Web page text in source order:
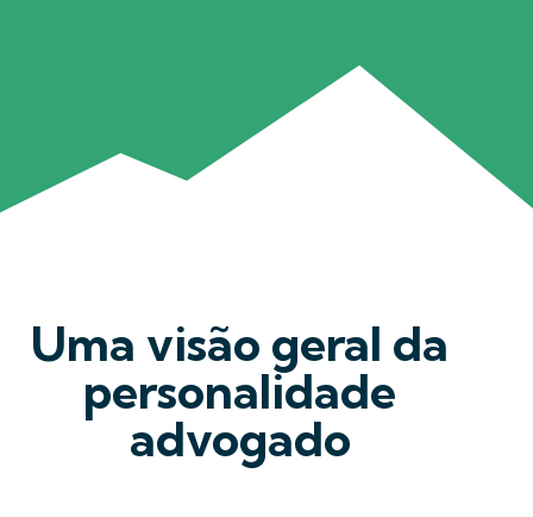
Uma visão geral da
personalidade
advogado